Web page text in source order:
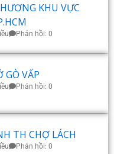
KHU VỰC
Phản hồi: 0
GÒ VẤP
Phản hồi: 0
TH CHỢ LÁCH
Phản hồi: 0